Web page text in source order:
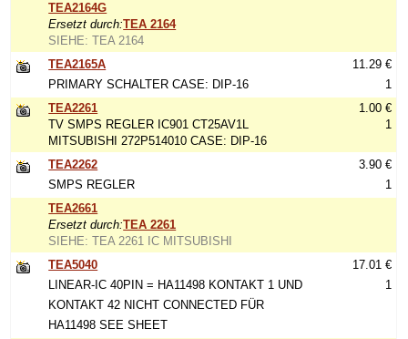
TEA2164G
Ersetzt durch:TEA 2164
SIEHE: TEA 2164
TEA2165A
PRIMARY SCHALTER CASE: DIP-16
11.29 €
1
TEA2261
TV SMPS REGLER IC901 CT25AV1L
MITSUBISHI 272P514010 CASE: DIP-16
1.00 €
1
TEA2262
SMPS REGLER
3.90 €
1
TEA2661
Ersetzt durch:TEA 2261
SIEHE: TEA 2261 IC MITSUBISHI
TEA5040
LINEAR-IC 40PIN = HA11498 KONTAKT 1 UND
KONTAKT 42 NICHT CONNECTED FÜR
HA11498 SEE SHEET
17.01 €
1